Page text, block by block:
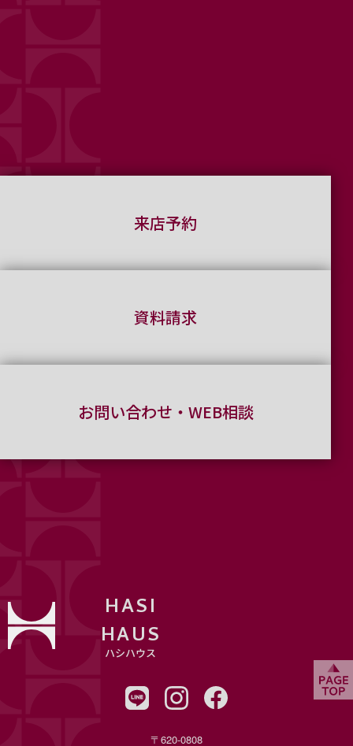
来店予約
資料請求
お問い合わせ・WEB相談
HASI
HAUS
ハシハウス
〒620-0808